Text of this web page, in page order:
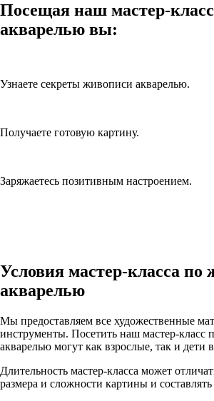
Посещая наш мастер-
акварелью вы:
Узнаете секреты живописи акварелью.
Получаете готовую картину.
Заряжаетесь позитивным настроением.
Условия мастер-класса по
акварелью
Мы предоставляем все художественные
инструменты. Посетить наш мастер-класс
акварелью могут как взрослые, так и дети в
Длительность мастер-класса может
размера и сложности картины и